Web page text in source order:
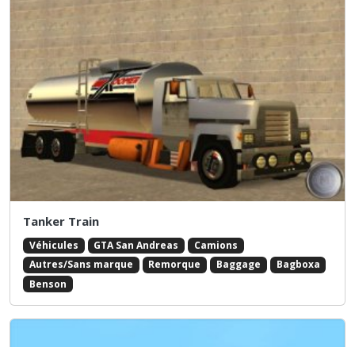
Tanker Train
Véhicules GTA San Andreas
Camions
Autres/Sans marque
Remorque Baggage
Bagboxa
Benson